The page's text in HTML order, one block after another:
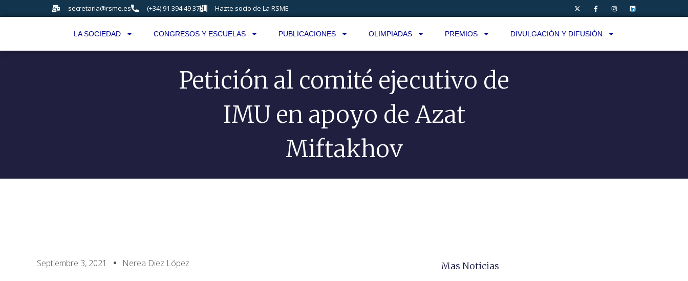
secretaria@rsme.es (+34) 91 394 49 37 Hazte socio de La RSME
LA SOCIEDAD CONGRESOS Y ESCUELAS PUBLICACIONES OLIMPIADAS PREMIOS DIVULGACIÓN Y DIFUSIÓN
Petición al comité ejecutivo de
IMU en apoyo de Azat
Miftakhov
Septiembre 3, 2021 Nerea Diez López Mas Noticias